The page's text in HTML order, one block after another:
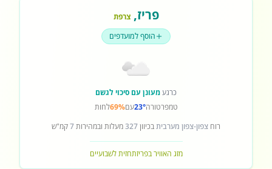
פריז,צרפת
הוסף למועדפים
כרגעמעונן עם סיכוי לגשם
טמפרטורה23°עם69%לחות
רוח צפון-צפון מערביתבכיוון327מעלות ובמהירות7קמ"ש
מזג האוויר בפריזתחזית לשבועיים